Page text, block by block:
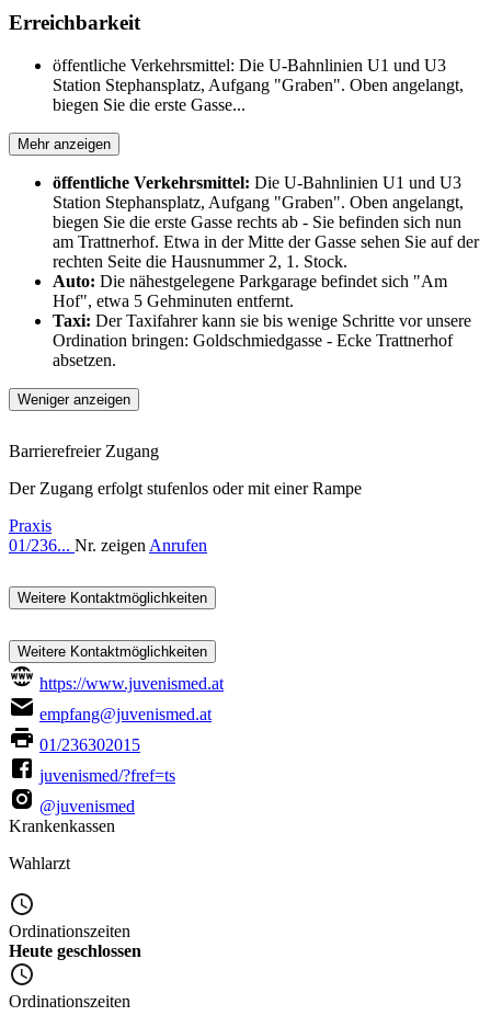
Erreichbarkeit
öffentliche Verkehrsmittel: Die U-Bahnlinien U1 und U3
Station Stephansplatz, Aufgang "Graben". Oben angelangt,
biegen Sie die erste Gasse...
Mehr anzeigen
öffentliche Verkehrsmittel: Die U-Bahnlinien U1 und U3
Station Stephansplatz, Aufgang "Graben". Oben angelangt,
biegen Sie die erste Gasse rechts ab - Sie befinden sich nun
am Trattnerhof. Etwa in der Mitte der Gasse sehen Sie auf der
rechten Seite die Hausnummer 2, 1. Stock.
Auto: Die nähestgelegene Parkgarage befindet sich "Am
Hof", etwa 5 Gehminuten entfernt.
Taxi: Der Taxifahrer kann sie bis wenige Schritte vor unsere
Ordination bringen: Goldschmiedgasse - Ecke Trattnerhof
absetzen.
Weniger anzeigen
Barrierefreier Zugang
Der Zugang erfolgt stufenlos oder mit einer Rampe
Praxis
01/236... Nr. zeigen Anrufen
Weitere Kontaktmöglichkeiten
Weitere Kontaktmöglichkeiten
https://www.juvenismed.at
empfang@juvenismed.at
01/236302015
juvenismed/?fref=ts
@juvenismed
Krankenkassen
Wahlarzt
Ordinationszeiten
Heute geschlossen
Ordinationszeiten